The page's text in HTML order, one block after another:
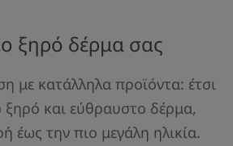
ξηρό δέρμα σας
με κατάλληλα προϊόντα: έτσι
ξηρό και εύθραυστο δέρμα,
έως την πιο μεγάλη ηλικία.